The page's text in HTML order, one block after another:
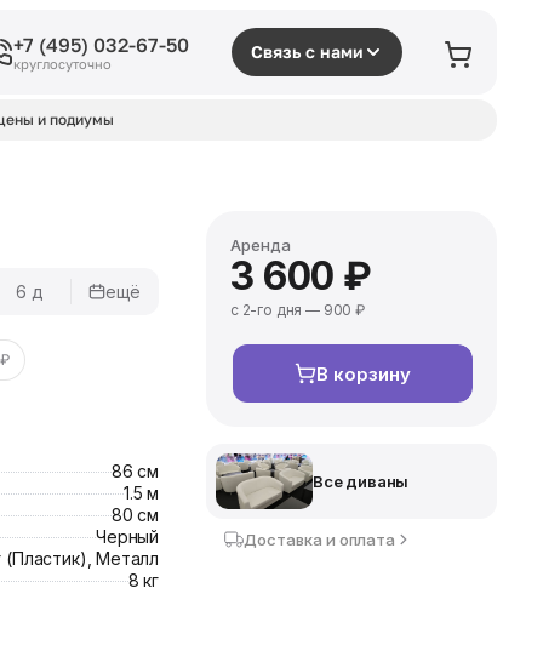
+7 (495) 032-67-50
круглосуточно
Связь с нами
и подиумы
6 д
ещё
86 см
1.5 м
80 см
Черный
(Пластик), Металл
8 кг
Аренда
3 600 ₽
с 2-го дня — 900 ₽
В корзину
Все диваны
Доставка и оплата